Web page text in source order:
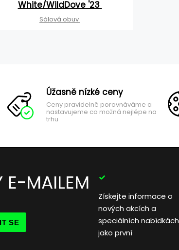
White/WildDove '23
Sálová obuv
Úžasně nízké ceny
Ceny pravidelně porovnáváme a
nastavujeme co možná nejlépe na
trhu
E-MAILEM
SE
Získejte informace o
nových akcích a
speciálních nabídkách
jako první